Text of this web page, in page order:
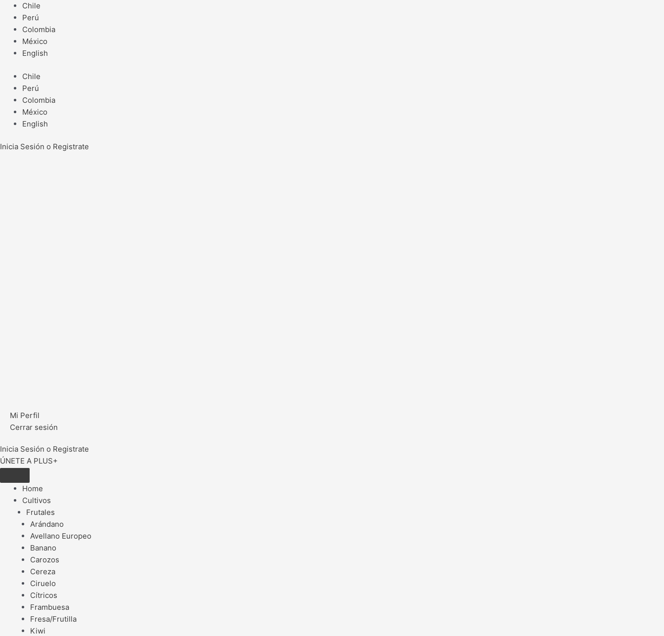
contenido
Chile
Perú
Colombia
México
English
Chile
Perú
Colombia
México
English
Inicia Sesión o Registrate
Mi Perfil
Cerrar sesión
Inicia Sesión o Registrate
ÚNETE A PLUS+
Home
Cultivos
Frutales
Arándano
Avellano Europeo
Banano
Carozos
Cereza
Ciruelo
Cítricos
Frambuesa
Fresa/Frutilla
Kiwi